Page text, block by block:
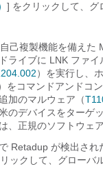
] をクリックして、グ
己複製機能を備えた
ライブに LNK ファ
）を実行し、
をコマンドアンドコ
加のマルウェア（
のデバイスをターゲ
、正規のソフトウェ
Retadup が検出され
ックして、グローバ